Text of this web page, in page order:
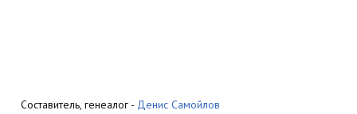
Составитель, генеалог - Денис Самойлов